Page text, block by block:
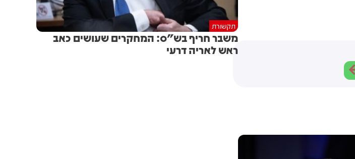
תקשורת
משבר חריף בש"ס: המחקרים שעושים כאב
ראש לאריה דרעי